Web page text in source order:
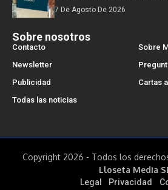
7 De Agosto De 2026
Sobre nosotros
Contacto
Sobre
Newsletter
Publicidad
Cartas
Todas las noticias
Copyright 2026 - Todos los
Lloseta Media
Legal Privacidad